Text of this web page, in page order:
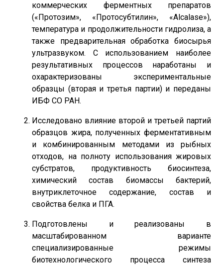
коммерческих ферментных препаратов
(«Протозим», «Протосубтилин», «Alcalase»),
температура и продолжительности гидролиза, а
также предварительная обработка биосырья
ультразвуком. С использованием наиболее
результативных процессов наработаны и
охарактеризованы экспериментальные
образцы (вторая и третья партии) и переданы
ИБФ СО РАН.
Исследовано влияние второй и третьей партий
образцов жира, полученных ферментативным
и комбинированным методами из рыбных
отходов, на полноту использования жировых
субстратов, продуктивность биосинтеза,
химический состав биомассы бактерий,
внутриклеточное содержание, состав и
свойства белка и ПГА.
Подготовлены и реализованы в
масштабированном варианте
специализированные режимы
биотехнологического процесса синтеза